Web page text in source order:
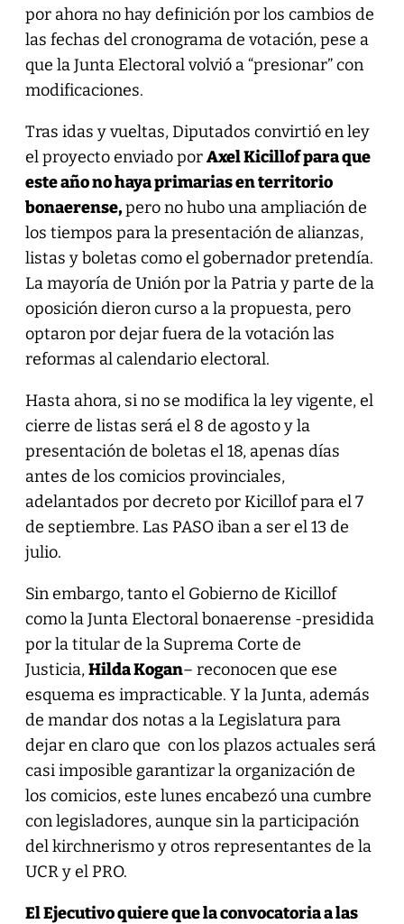
por ahora no hay definición por los cambios de
las fechas del cronograma de votación, pese a
que la Junta Electoral volvió a “presionar” con
modificaciones.
Tras idas y vueltas, Diputados convirtió en ley
el proyecto enviado porAxel Kicillof para que
este año no haya primarias en territorio
bonaerense,pero no hubo una ampliación de
los tiempos para la presentación de alianzas,
listas y boletas como el gobernador pretendía.
La mayoría de Unión por la Patria y parte de la
oposición dieron curso a la propuesta, pero
optaron por dejar fuera de la votación las
reformas al calendario electoral.
Hasta ahora, si no se modifica la ley vigente, el
cierre de listas será el 8 de agosto y la
presentación de boletas el 18, apenas días
antes de los comicios provinciales,
adelantados por decreto por Kicillof para el 7
de septiembre. Las PASO iban a ser el 13 de
julio.
Sin embargo, tanto el Gobierno de Kicillof
como la Junta Electoral bonaerense -presidida
por la titular de la Suprema Corte de
Justicia,Hilda Kogan– reconocen que ese
esquema es impracticable. Y la Junta, además
de mandar dos notas a la Legislatura para
dejar en claro que con los plazos actuales será
casi imposible garantizar la organización de
los comicios, este lunes encabezó una cumbre
con legisladores, aunque sin la participación
del kirchnerismo y otros representantes de la
UCR y el PRO.
El Ejecutivo quiere que la convocatoria a las